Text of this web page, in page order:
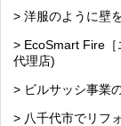
> 洋服のように壁
> EcoSmart Fire［
代理店)
> ビルサッシ事業
> 八千代市でリフ